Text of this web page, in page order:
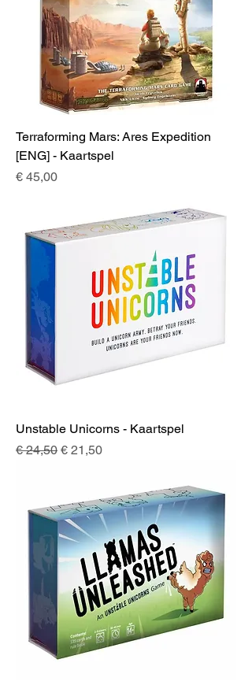
Terraforming Mars: Ares Expedition
[ENG] - Kaartspel
Prijs
€ 45,00
Unstable Unicorns - Kaartspel
Normale prijs
€ 24,50 Verkoopprijs
€ 21,50